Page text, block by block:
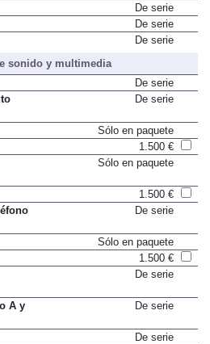
De serie
De serie
De serie
sonido y multimedia
De serie
De serie
Sólo en paquete
1.500 €
Sólo en paquete
1.500 €
De serie
Sólo en paquete
1.500 €
De serie
A y
De serie
De serie